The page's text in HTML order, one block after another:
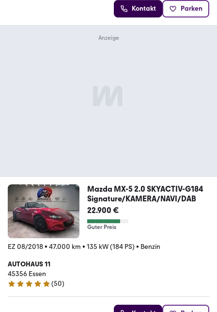
Kontakt Parken
Mazda MX-5 2.0 SKYACTIV-G184
Signature/KAMERA/NAVI/DAB
22.900 €
Guter Preis
EZ 08/2018• 47.000 km • 135 kW (184 PS) • Benzin
AUTOHAUS 11
45356 Essen
4.8 Sterne
(50)